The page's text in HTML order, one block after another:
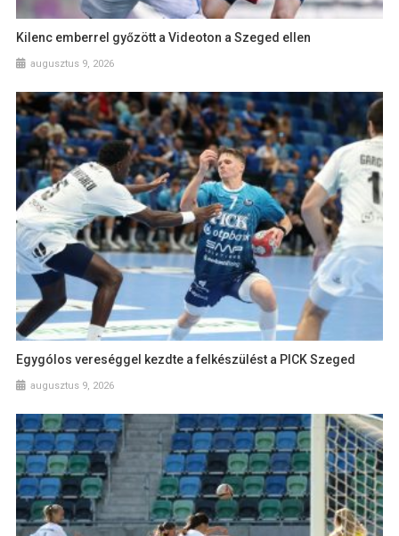
Kilenc emberrel győzött a Videoton a Szeged ellen
augusztus 9, 2026
Egygólos vereséggel kezdte a felkészülést a PICK Szeged
augusztus 9, 2026